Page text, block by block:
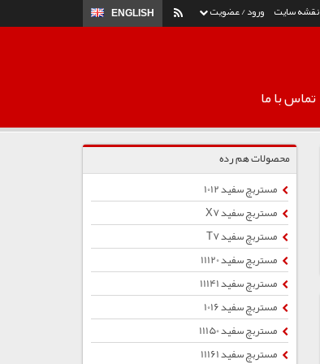
ورود / عضویت ENGLISH نقشه سایت
تماس با ما
محصولات هم رده
مستربچ سفید 1012
مستربچ سفید X7
مستربچ سفید T7
مستربچ سفید 11120
مستربچ سفید 11141
مستربچ سفید 1016
مستربچ سفید 11150
مستربچ سفید 11161